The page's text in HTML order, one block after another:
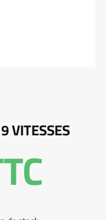
VITESSES